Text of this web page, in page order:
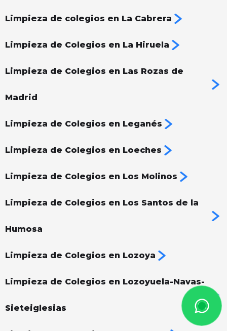
Limpieza de colegios en La Cabrera
Limpieza de Colegios en La Hiruela
Limpieza de Colegios en Las Rozas de
Madrid
Limpieza de Colegios en Leganés
Limpieza de Colegios en Loeches
Limpieza de Colegios en Los Molinos
Limpieza de Colegios en Los Santos de la
Humosa
Limpieza de Colegios en Lozoya
Limpieza de Colegios en Lozoyuela-Navas-
Sieteiglesias